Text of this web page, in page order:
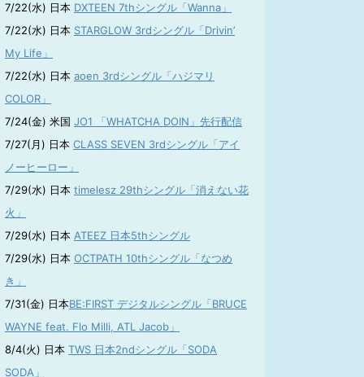
7/22(水) 日本 DXTEEN 7thシングル「Wanna」
7/22(水) 日本 STARGLOW 3rdシングル「Drivin’
My Life」
7/22(水) 日本 aoen 3rdシングル「ハジマリ
COLOR」
7/24(金) 米国 JO1 「WHATCHA DOIN」先行配信
7/27(月) 日本 CLASS SEVEN 3rdシングル「アイ
ノーヒーロー」
7/29(水) 日本 timelesz 29thシングル「消えない花
火」
7/29(水) 日本 ATEEZ 日本5thシングル
7/29(水) 日本 OCTPATH 10thシングル「なつめ
き」
7/31(金) 日本BE:FIRST デジタルシングル「BRUCE
WAYNE feat. Flo Milli, ATL Jacob」
8/4(火) 日本 TWS 日本2ndシングル「SODA
SODA」